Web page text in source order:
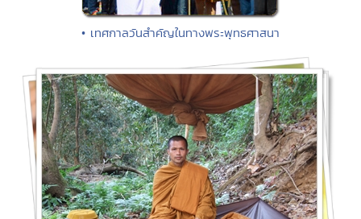
• เทศกาลวันสำคัญในทางพระพุทธศาสนา